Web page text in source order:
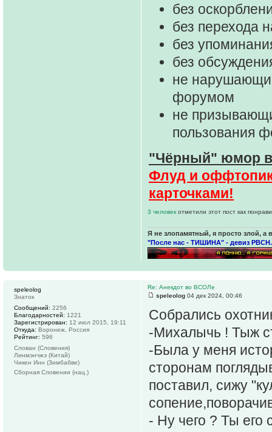
без
без перехода
без
без
не
форумом
не
пользования
"Чёрный" юмор в
Флуд и оффтопик
карточками!
3 человек отметили этот пост как
Я не злопамятный, я просто злой, а
"После нас - ТИШИНА" - девиз РВСН.
Re: Анекдот во ВСОЛе
speleolog 04 дек 2024, 00:46
Собрались
-Михалычь ! Тыж
-Была у меня
сторонам
поставил, сижу
- Ну чего ? Ты его
speleolog
Знаток
Сообщений: 2256
Благодарностей: 1221
Зарегистрирован: 12 июл 2015, 19:11
Откуда: Воронеж, Россия
Рейтинг: 596
Слован (Словения)
Линмэнчжэ (Китай)
Чикен Инн (Зимбабве)
Сборная Словении (нац.)